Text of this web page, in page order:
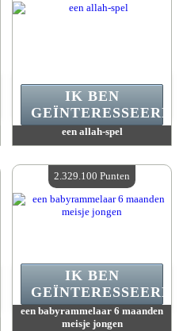
een allah-spel
Beschikbare hoeveelheid :4
IK BEN
GEÏNTERESSEERD.
een babyrammelaar 6 maanden
meisje jongen
IK BEN
GEÏNTERESSEERD.
2.329.100 Punten